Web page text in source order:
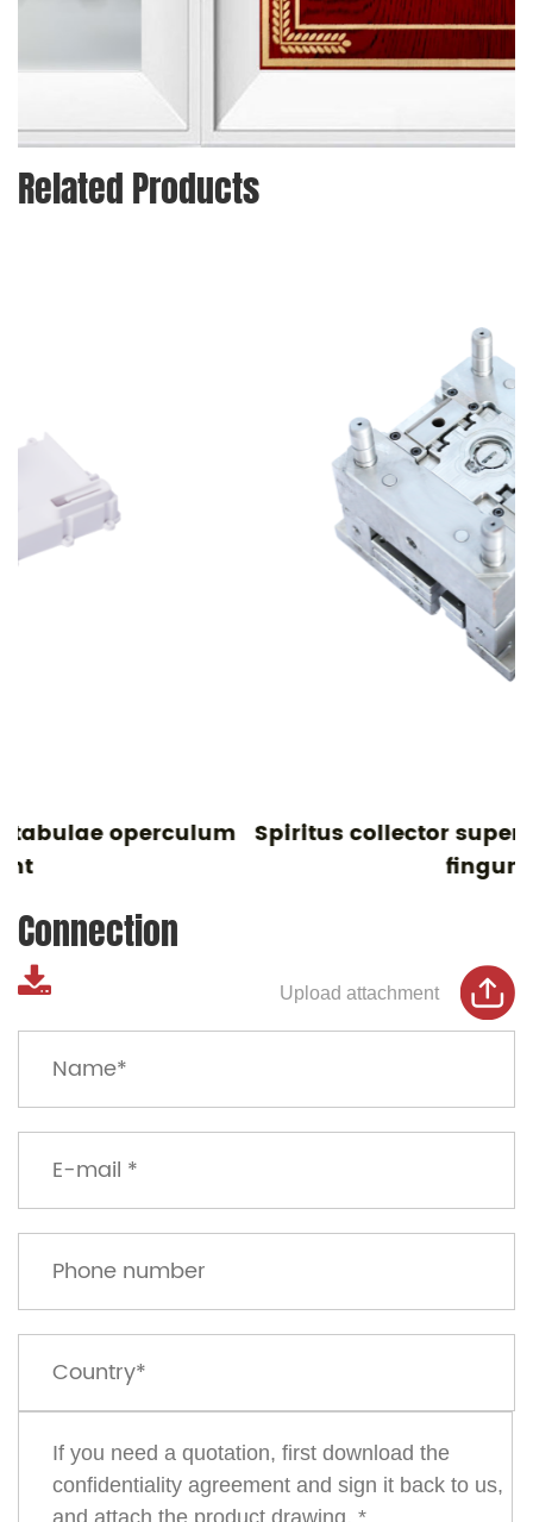
Related Products
Spiritus collector superius operimentum
Connection
Upload attachment